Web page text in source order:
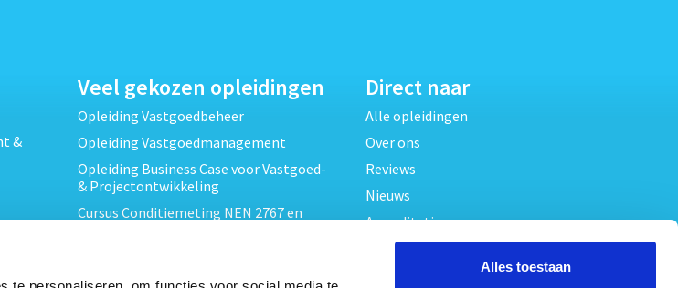
Alles toestaan
&
Veel gekozen opleidingen
Opleiding Vastgoedbeheer
Opleiding Vastgoedmanagement
Opleiding Business Case voor Vastgoed-
& Projectontwikkeling
Cursus Conditiemeting NEN 2767 en
Cursus EP-W Basis Woningen
Direct naar
Alle opleidingen
Over ons
Reviews
Nieuws
Accreditaties